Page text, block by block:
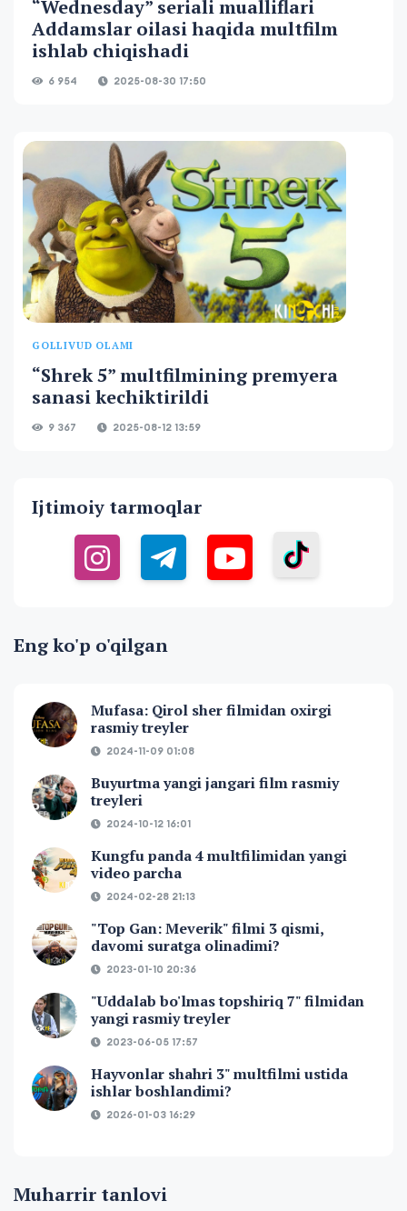
“Wednesday” seriali mualliflari
Addamslar oilasi haqida multfilm
ishlab chiqishadi
6 954 2025-08-30 17:50
GOLLIVUD OLAMI
“Shrek 5” multfilmining premyera
sanasi kechiktirildi
9 367 2025-08-12 13:59
Ijtimoiy tarmoqlar
Eng ko'p o'qilgan
Mufasa: Qirol sher filmidan oxirgi
rasmiy treyler
2024-11-09 01:08
Buyurtma yangi jangari film rasmiy
treyleri
2024-10-12 16:01
Kungfu panda 4 multfilimidan yangi
video parcha
2024-02-28 21:13
"Top Gan: Meverik" filmi 3 qismi,
davomi suratga olinadimi?
2023-01-10 20:36
"Uddalab bo'lmas topshiriq 7" filmidan
yangi rasmiy treyler
2023-06-05 17:57
Hayvonlar shahri 3" multfilmi ustida
ishlar boshlandimi?
2026-01-03 16:29
Muharrir tanlovi